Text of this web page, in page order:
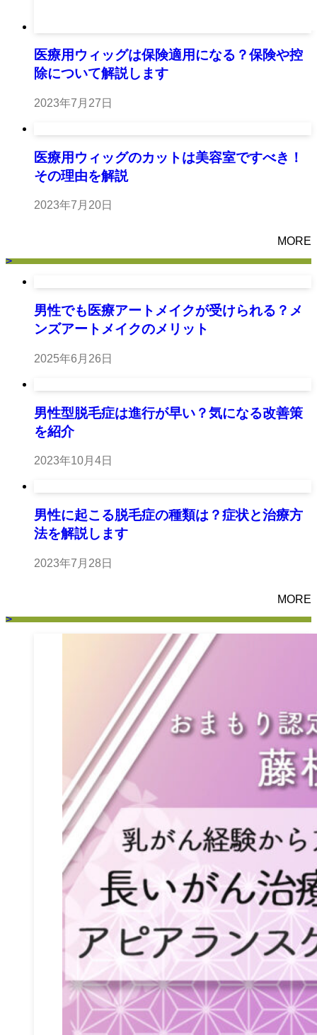
医療用ウィッグは保険適用になる？保険や控
除について解説します
2023年7月27日
医療用ウィッグのカットは美容室ですべき！
その理由を解説
2023年7月20日
MORE
>
男性でも医療アートメイクが受けられる？メ
ンズアートメイクのメリット
2025年6月26日
男性型脱毛症は進行が早い？気になる改善策
を紹介
2023年10月4日
男性に起こる脱毛症の種類は？症状と治療方
法を解説します
2023年7月28日
MORE
>